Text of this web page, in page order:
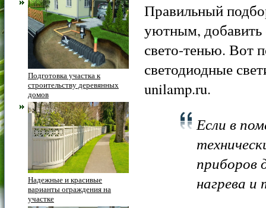
Подготовка участка к
строительству деревянных
домов
Надежные и красивые
варианты ограждения на
участке
Правильный
уютным, добавить
свето-тенью. Вот
светодиодные
unilamp.ru.
Если в
приборов
нагрева